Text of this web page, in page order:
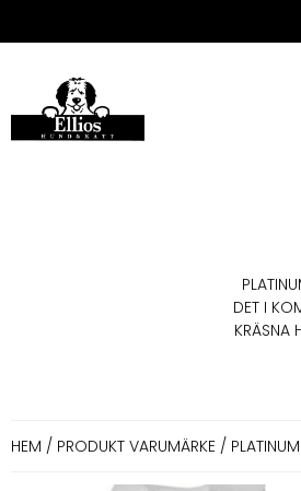
DET I
KRÄSNA
HEM / PRODUKT VARUMÄRKE / PLATINUM